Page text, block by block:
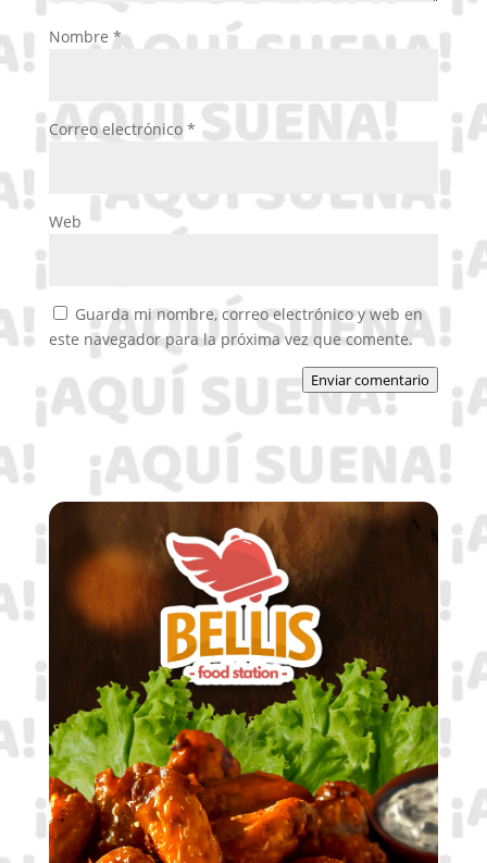
Nombre *
Correo electrónico *
Web
Guarda mi nombre, correo electrónico y web en
este navegador para la próxima vez que comente.
Enviar comentario